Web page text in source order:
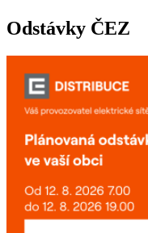
Odstávky ČEZ